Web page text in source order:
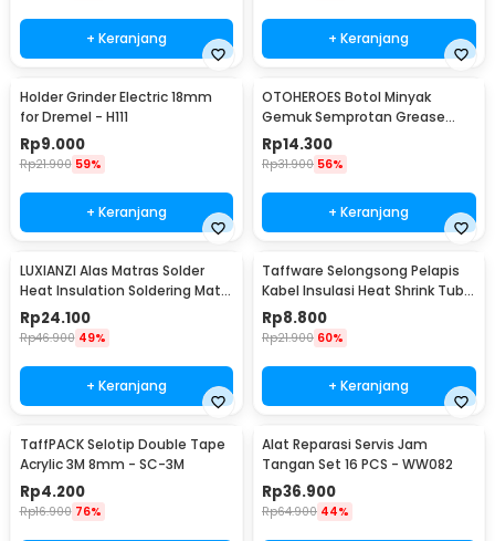
+ Keranjang + Keranjang
Holder Grinder Electric 18mm
for Dremel - H111
Rp9.000
Rp21.900 59%
+ Keranjang
OTOHEROES Botol Minyak
Gemuk Semprotan Grease
Gun 250ml - Q001
Rp14.300
Rp31.900 56%
+ Keranjang
LUXIANZI Alas Matras Solder
Heat Insulation Soldering Mat
340x230mm - S-120B
Rp24.100
Rp46.900 49%
+ Keranjang
Taffware Selongsong Pelapis
Kabel Insulasi Heat Shrink Tube
127 PCS - RSG-AHZ
Rp8.800
Rp21.900 60%
+ Keranjang
TaffPACK Selotip Double Tape
Acrylic 3M 8mm - SC-3M
Rp4.200
Rp16.900 76%
Alat Reparasi Servis Jam
Tangan Set 16 PCS - WW082
Rp36.900
Rp64.900 44%